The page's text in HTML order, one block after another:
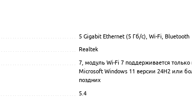
5 Gigabit Ethernet (5 Гб/с), Wi-Fi, Bluetooth
Realtek
7, модуль Wi-Fi 7 поддерживается только
Microsoft Windows 11 версии 24H2 или
поздних
5.4